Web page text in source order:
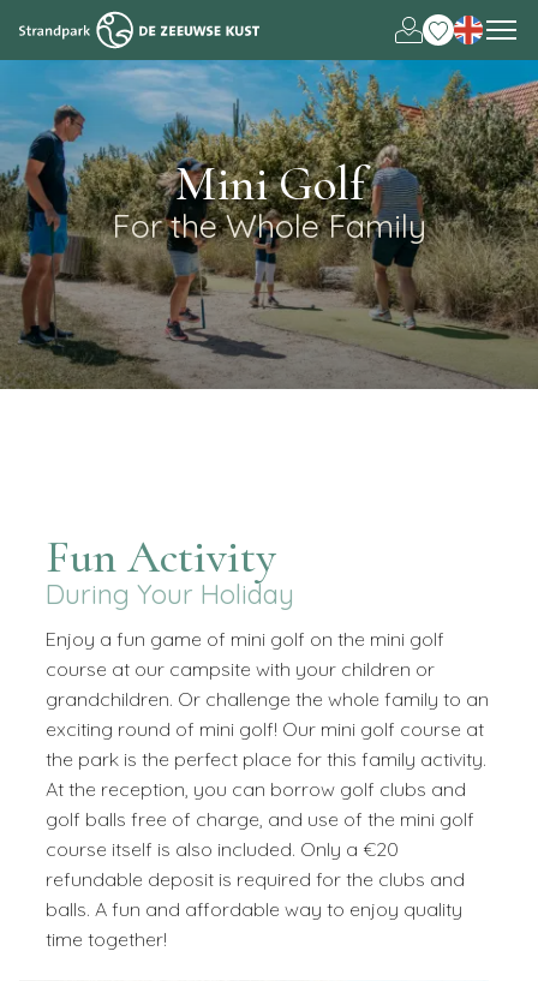
Deutsch
Mini Golf
For the Whole Family
Fun Activity
During Your Holiday
Enjoy a fun game of mini golf on the mini golf
course at our campsite with your children or
grandchildren. Or challenge the whole family to an
exciting round of mini golf! Our mini golf course at
the park is the perfect place for this family activity.
At the reception, you can borrow golf clubs and
golf balls free of charge, and use of the mini golf
course itself is also included. Only a €20
refundable deposit is required for the clubs and
balls. A fun and affordable way to enjoy quality
time together!